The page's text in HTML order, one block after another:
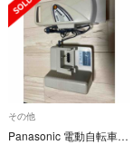
その他
Panasonic 電動自転車バッテリーNKY449B02BとNKJ033充電器